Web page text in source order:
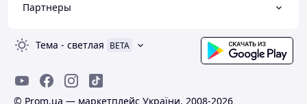
Партнеры
Тема - светлая BETA
© Prom.ua — маркетплейс України, 2008-2026